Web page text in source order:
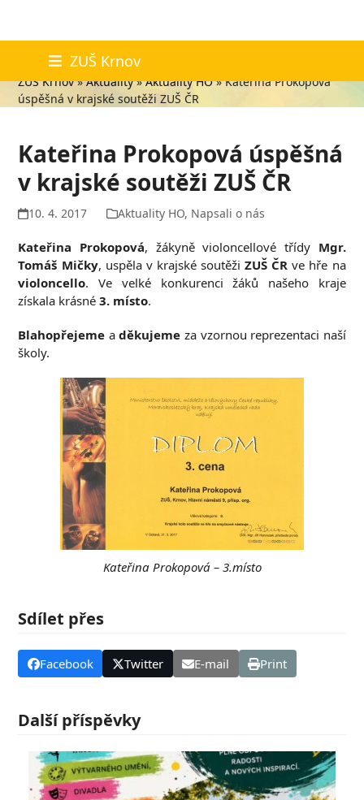
content
ZUŠ Krnov
Aktuality
ZUŠ Krnov»Aktuality»Aktuality HO»Kateřina Prokopová
úspěšná v krajské soutěži ZUŠ ČR
Kateřina Prokopová úspěšná
v krajské soutěži ZUŠ ČR
10. 4. 2017 Aktuality HO, Napsali o nás
Kateřina Prokopová, žákyně violoncellové třídy Mgr.
Tomáš Mičky, uspěla v krajské soutěžiZUŠ ČR ve hře na
violoncello. Ve velké konkurenci žáků našeho kraje
získala krásné3. místo.
Blahopřejeme aděkujeme za vzornou reprezentaci naší
školy.
Kateřina Prokopová – 3.místo
Sdílet přes
Facebook Twitter E-mail Print
Další příspěvky